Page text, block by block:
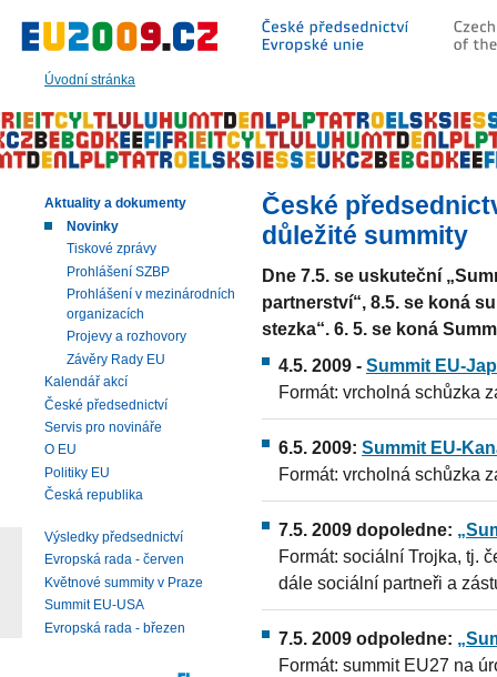
Úvodní stránka
hlavní
|
navigaci
|
vyhledávání
České
důležité summity
Dne 7.5. se uskuteční
partnerství“, 8.5. se koná
stezka“. 6. 5. se koná
4.5. 2009 - Summit EU-
Formát: vrcholná schůzka
6.5. 2009: Summit EU-
Formát: vrcholná schůzka
7.5. 2009 dopoledne:
Formát: sociální Trojka, tj.
dále sociální partneři a
7.5. 2009 odpoledne:
Formát: summit EU27 na
Aktuality a dokumenty
Novinky
Tiskové zprávy
Prohlášení SZBP
Prohlášení v mezinárodních
organizacích
Projevy a rozhovory
Závěry Rady EU
Kalendář akcí
České předsednictví
Servis pro novináře
O EU
Politiky EU
Česká republika
Výsledky předsednictví
Evropská rada - červen
Květnové summity v Praze
Summit EU-USA
Evropská rada - březen